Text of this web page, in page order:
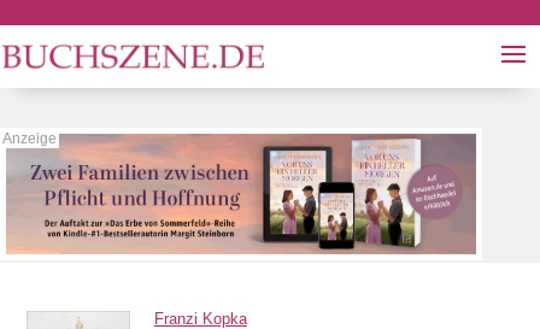
Franzi Kopka